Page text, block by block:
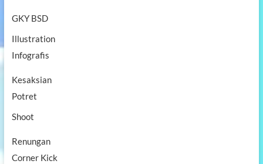
GKY BSD
Illustration
Infografis
Kesaksian
Potret
Shoot
Renungan
Corner Kick